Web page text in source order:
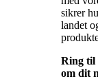
sikrer
landet
Ring til
om dit